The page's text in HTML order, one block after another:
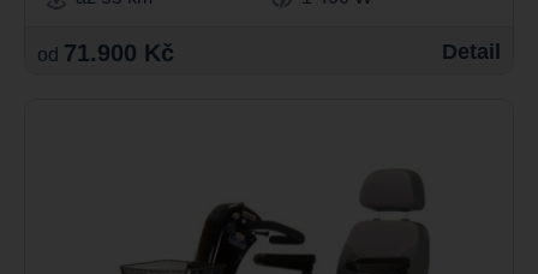
od 71.900 Kč Detail